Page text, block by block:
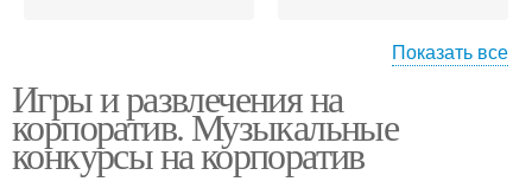
Веселые игры Игры для корпоратива
Показать все
Игры и развлечения на
корпоратив. Музыкальные
конкурсы на корпоратив